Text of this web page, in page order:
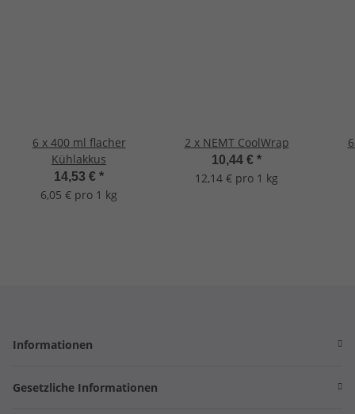
6 x 400 ml flacher
Kühlakkus
14,53 € *
6,05 € pro 1 kg
2 x NEMT CoolWrap
10,44 € *
12,14 € pro 1 kg
Informationen
Gesetzliche Informationen